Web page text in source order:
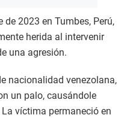
de 2023 en Tumbes, Perú,
herida al intervenir
una agresión.
nacionalidad venezolana,
un palo, causándole
víctima permaneció en